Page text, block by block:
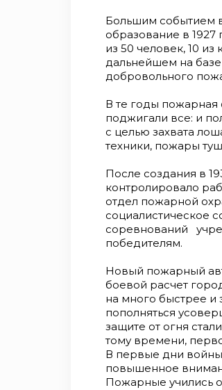
Большим событием
образование в 1927
из 50 человек, 10
дальнейшем на
добровольного
В те годы пожарная
поджигали все: и
с целью захвата
техники, пожары
После создания в
контролировало
отдел пожарной
социалистическое
соревнований
победителям.
Новый пожарный
боевой расчет
на много быстрее и
пополняться
защите от огня
тому времени,
В первые дни
повышенное
Пожарные учились